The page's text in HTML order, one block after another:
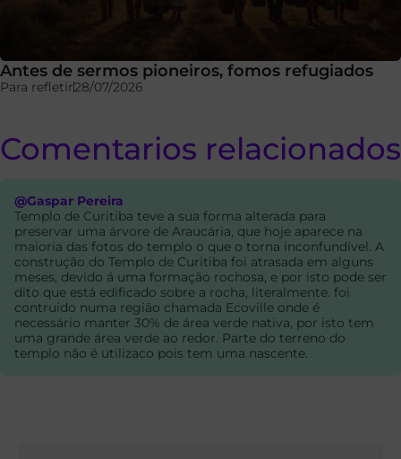
Antes de sermos pioneiros, fomos refugiados
Para refletir28/07/2026
Comentarios relacionados
@Gaspar Pereira
Templo de Curitiba teve a sua forma alterada para
preservar uma árvore de Araucária, que hoje aparece na
maioria das fotos do templo o que o torna inconfundível. A
construção do Templo de Curitiba foi atrasada em alguns
meses, devido á uma formação rochosa, e por isto pode ser
dito que está edificado sobre a rocha, literalmente. foi
contruido numa região chamada Ecoville onde é
necessário manter 30% de área verde nativa, por isto tem
uma grande área verde ao redor. Parte do terreno do
templo não é utilizaco pois tem uma nascente.